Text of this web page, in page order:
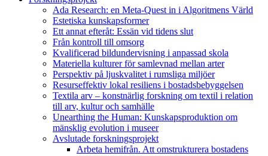
Ada Research: en Meta-Quest in i Algoritmens Värld
Estetiska kunskapsformer
Ett annat efteråt: Essän vid tidens slut
Från kontroll till omsorg
Kvalificerad bildundervisning i anpassad skola
Materiella kulturer för samlevnad mellan arter
Perspektiv på ljuskvalitet i rumsliga miljöer
Resurseffektiv lokal resiliens i bostadsbebyggelsen
Textila arv – konstnärlig forskning om textil i relation
till arv, kultur och samhälle
Unearthing the Human: Kunskapsproduktion om
mänsklig evolution i museer
Avslutade forskningsprojekt
Arbeta hemifrån. Att omstrukturera bostadens